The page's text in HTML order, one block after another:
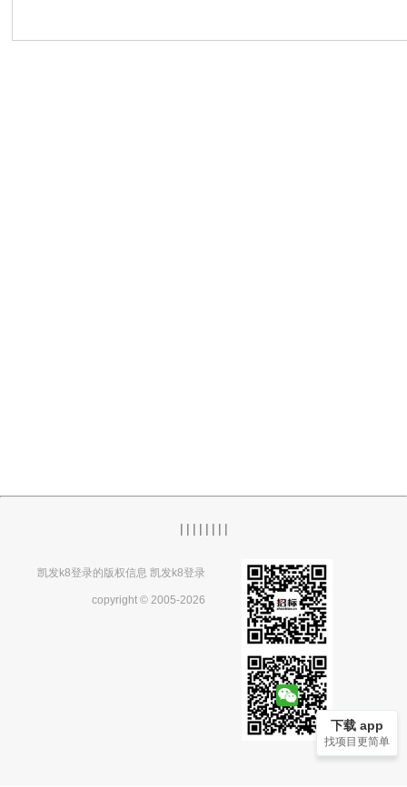
下载 app
找项目更简单
| | | | | | | |
凯发k8登录的版权信息 凯发k8登录
copyright © 2005-2026